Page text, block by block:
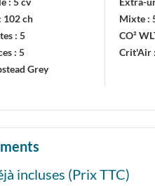
102 ch
: 5
: 5
Grey
Mixte :
CO²
Crit'Air :
incluses (PrixTTC)